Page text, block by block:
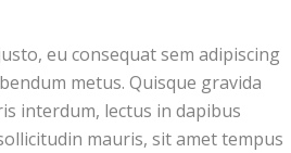
eu consequat sem adipiscing
metus. Quisque gravida
interdum, lectus in dapibus
mauris, sit amet tempus